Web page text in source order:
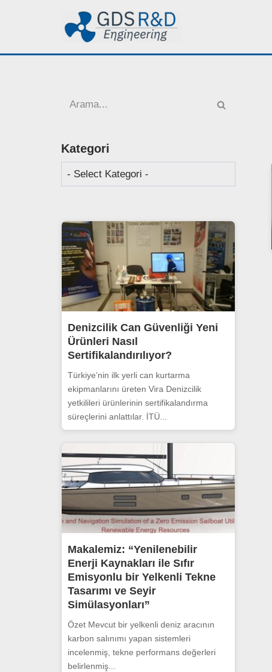
Kategori
Denizcilik Can Güvenliği Yeni
Ürünleri Nasıl
Sertifikalandırılıyor?
Türkiye’nin ilk yerli can kurtarma
ekipmanlarını üreten Vira Denizcilik
yetkilileri ürünlerinin sertifikalandırma
süreçlerini anlattılar. İTÜ...
Makalemiz: “Yenilenebilir
Enerji Kaynakları ile Sıfır
Emisyonlu bir Yelkenli Tekne
Tasarımı ve Seyir
Simülasyonları”
Özet Mevcut bir yelkenli deniz aracının
karbon salınımı yapan sistemleri
incelenmiş, tekne performans değerleri
belirlenmiş...